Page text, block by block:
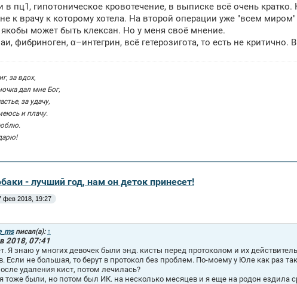
пц1, гипотоническое кровотечение, в выписке всё очень
не к врачу к которому хотела. На второй операции уже "всем
может быть клексан. Но у меня своё мнение.
фибриноген, α–интегрин, всё гетерозигота, то есть не
за вдох,
дал мне Бог,
за удачу,
и плачу.
- лучший год, нам он деток принесет!
фев 2018, 19:27
писал(а): ↑
2018, 07:41
Я знаю у многих девочек были энд. кисты перед протоколом и их
Если не большая, то берут в протокол без проблем. По-моему у Юле как раз
удаления кист, потом лечилась?
тоже были, но потом был ИК. на несколько месяцев и я еще на родон ездила